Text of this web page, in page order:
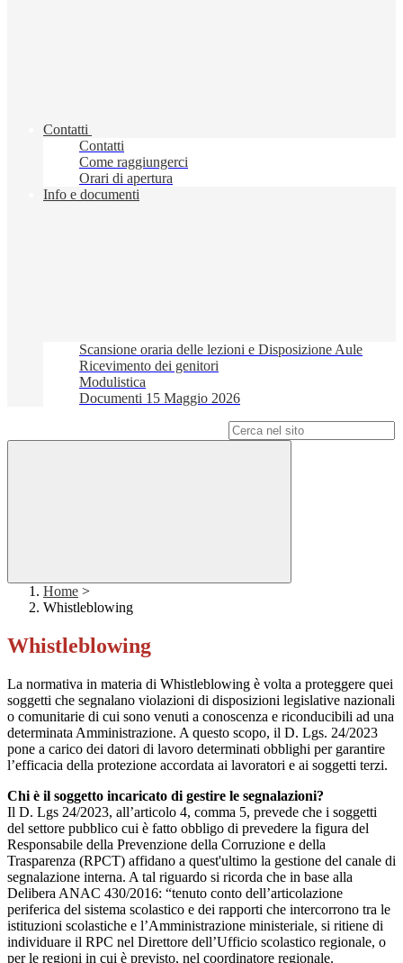
Contatti
Contatti
Come raggiungerci
Orari di apertura
Info e documenti
Scansione oraria delle lezioni e Disposizione Aule
Ricevimento dei genitori
Modulistica
Documenti 15 Maggio 2026
Home >
Whistleblowing
Whistleblowing
La normativa in materia di Whistleblowing è volta a proteggere quei
soggetti che segnalano violazioni di disposizioni legislative nazionali
o comunitarie di cui sono venuti a conoscenza e riconducibili ad una
determinata Amministrazione. A questo scopo, il D. Lgs. 24/2023
pone a carico dei datori di lavoro determinati obblighi per garantire
l’efficacia della protezione accordata ai lavoratori e ai soggetti terzi.
Chi è il soggetto incaricato di gestire le segnalazioni?
Il D. Lgs 24/2023, all’articolo 4, comma 5, prevede che i soggetti
del settore pubblico cui è fatto obbligo di prevedere la figura del
Responsabile della Prevenzione della Corruzione e della
Trasparenza (RPCT) affidano a quest'ultimo la gestione del canale di
segnalazione interna. A tal riguardo si ricorda che in base alla
Delibera ANAC 430/2016: “tenuto conto dell’articolazione
periferica del sistema scolastico e dei rapporti che intercorrono tra le
istituzioni scolastiche e l’Amministrazione ministeriale, si ritiene di
individuare il RPC nel Direttore dell’Ufficio scolastico regionale, o
per le regioni in cui è previsto, nel coordinatore regionale.